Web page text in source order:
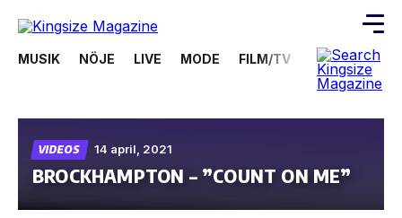
content
MUSIK NÖJE LIVE MODE FILM/TV VIDEOS
VIDEOS 14 april, 2021
BROCKHAMPTON – ”COUNT ON ME”